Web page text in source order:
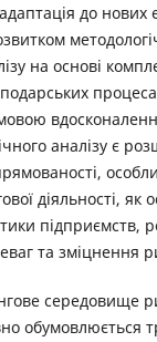
до
на основі
аналізу є
діяльності,
підприємств,
та зміцнення
середовище